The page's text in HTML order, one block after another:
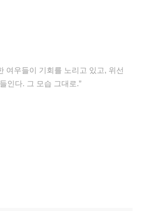
여우들이 기회를 노리고 있고, 위선
인다. 그 모습 그대로.”